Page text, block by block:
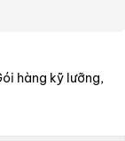
hàng kỹ lưỡng,